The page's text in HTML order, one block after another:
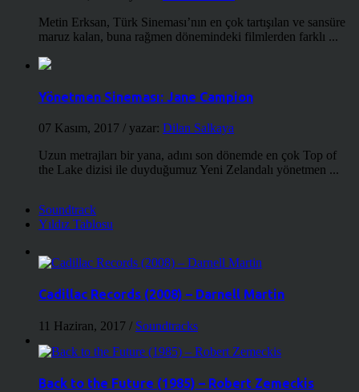
Metin Erksan, Türk Sineması’nın en çok tartışılan ve sansüre
maruz kalan, buna rağmen dönemindeki filmlerden farklı ...
Yönetmen Sineması: Jane Campion
07 Kasım, 2017 / yazar: Dilan Salkaya
Uzun metrajları bir yana, adını son dönemde en çok Top of
the Lake dizisi ile duyduğumuz Yeni Zelandalı yönetmen ...
Soundtrack
Yıldız Tablosu
Cadillac Records (2008) – Darnell Martin
11 Haziran, 2017 / Soundtracks
Back to the Future (1985) – Robert Zemeckis